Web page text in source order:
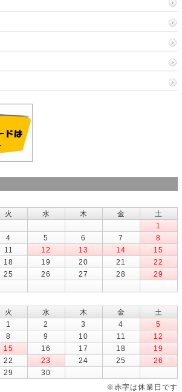
火 水 木 金
土
1
4 5 6 7
8
11 12 13 14
15
18 19 20 21
22
25 26 27 28
29
火 水 木 金
土
1
2 3 4
5
8 9 10 11
12
15 16 17 18
19
22 23 24 25
26
29
30
※赤字は休業日です